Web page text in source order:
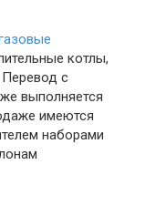
котлы,
Перевод с
выполняется
имеются
наборами